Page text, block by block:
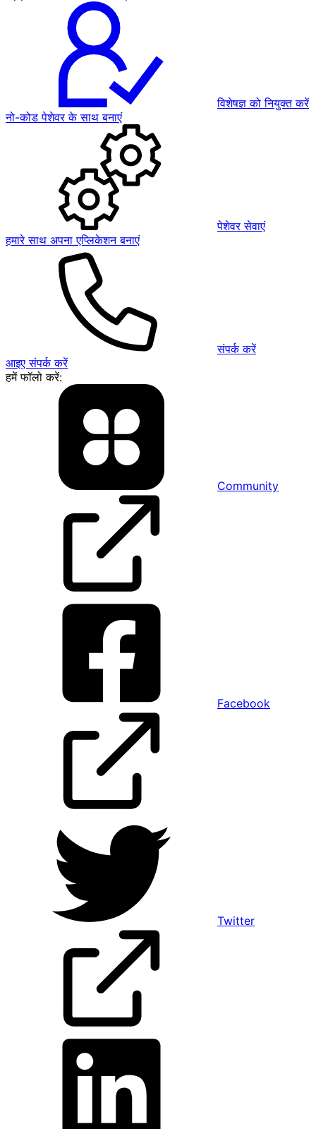
विशेषज्ञ को नियुक्त करें
नो-कोड पेशेवर के साथ बनाएं
पेशेवर सेवाएं
हमारे साथ अपना एप्लिकेशन बनाएं
संपर्क करें
आइए संपर्क करें
हमें फॉलो करें:
Community
Facebook
Twitter